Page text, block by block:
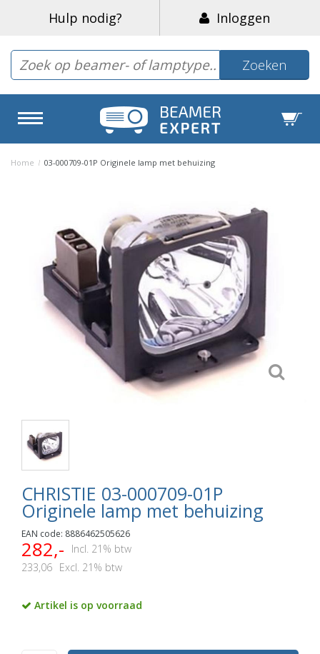
Hulp nodig? Inloggen
Zoeken
Home / 03-000709-01P Originele lamp met behuizing
CHRISTIE 03-000709-01P
Originele lamp met behuizing
EAN code: 8886462505626
282,-
Incl. 21% btw
233,06 Excl. 21% btw
Artikel is op voorraad